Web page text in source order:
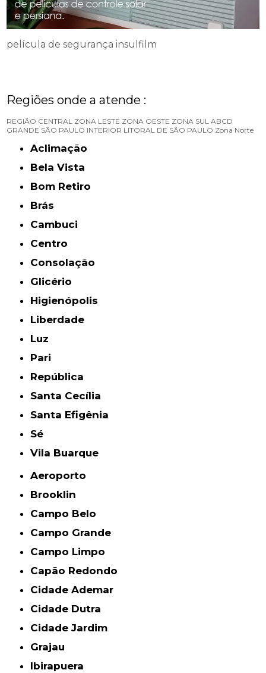
película de segurança insulfilm
Regiões onde a atende :
REGIÃO CENTRAL ZONA LESTE ZONA OESTE ZONA SUL ABCD
GRANDE SÃO PAULO INTERIOR LITORAL DE SÃO PAULO Zona Norte
Aclimação
Bela Vista
Bom Retiro
Brás
Cambuci
Centro
Consolação
Glicério
Higienópolis
Liberdade
Luz
Pari
República
Santa Cecília
Santa Efigênia
Sé
Vila Buarque
Aeroporto
Brooklin
Campo Belo
Campo Grande
Campo Limpo
Capão Redondo
Cidade Ademar
Cidade Dutra
Cidade Jardim
Grajau
Ibirapuera